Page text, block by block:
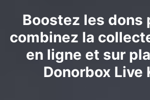
Boostez les dons
combinez la
en ligne et sur
Donorbox Live